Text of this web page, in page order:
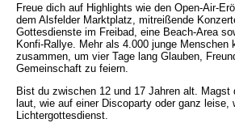
Freue dich auf Highlights wie den Open-Air-
dem Alsfelder Marktplatz, mitreißende
Gottesdienste im Freibad, eine Beach-Area
Konfi-Rallye. Mehr als 4.000 junge Menschen
zusammen, um vier Tage lang Glauben,
Gemeinschaft zu feiern.
Bist du zwischen 12 und 17 Jahren alt. Magst
laut, wie auf einer Discoparty oder ganz leise,
Lichtergottesdienst.